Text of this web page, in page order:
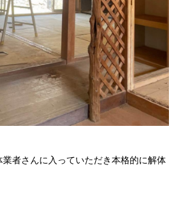
者さんに入っていただき本格的に解体